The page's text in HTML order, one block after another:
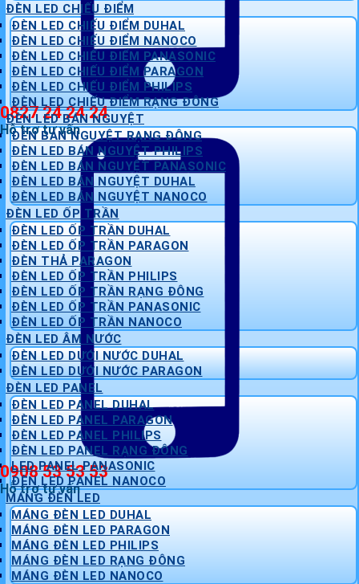
0827 24 24 24
Hỗ trợ tư vấn
0908 53 53 53
Hỗ trợ tư vấn
ĐÈN LED CHIẾU ĐIỂM
ĐÈN LED CHIẾU ĐIỂM DUHAL
ĐÈN LED CHIẾU ĐIỂM NANOCO
ĐÈN LED CHIẾU ĐIỂM PANASONIC
ĐÈN LED CHIẾU ĐIỂM PARAGON
ĐÈN LED CHIẾU ĐIỂM PHILIPS
ĐÈN LED CHIẾU ĐIỂM RẠNG ĐÔNG
ĐÈN LED BÁN NGUYỆT
ĐÈN BÁN NGUYỆT RẠNG ĐÔNG
ĐÈN LED BÁN NGUYỆT PHILIPS
ĐÈN LED BÁN NGUYỆT PANASONIC
ĐÈN LED BÁN NGUYỆT DUHAL
ĐÈN LED BÁN NGUYỆT NANOCO
ĐÈN LED ỐP TRẦN
ĐÈN LED ỐP TRẦN DUHAL
ĐÈN LED ỐP TRẦN PARAGON
ĐÈN THẢ PARAGON
ĐÈN LED ỐP TRẦN PHILIPS
ĐÈN LED ỐP TRẦN RẠNG ĐÔNG
ĐÈN LED ỐP TRẦN PANASONIC
ĐÈN LED ỐP TRẦN NANOCO
ĐÈN LED ÂM NƯỚC
ĐÈN LED DƯỚI NƯỚC DUHAL
ĐÈN LED DƯỚI NƯỚC PARAGON
ĐÈN LED PANEL
ĐÈN LED PANEL DUHAL
ĐÈN LED PANEL PARAGON
ĐÈN LED PANEL PHILIPS
ĐÈN LED PANEL RẠNG ĐÔNG
LED PANEL PANASONIC
ĐÈN LED PANEL NANOCO
MÁNG ĐÈN LED
MÁNG ĐÈN LED DUHAL
MÁNG ĐÈN LED PARAGON
MÁNG ĐÈN LED PHILIPS
MÁNG ĐÈN LED RẠNG ĐÔNG
MÁNG ĐÈN LED NANOCO